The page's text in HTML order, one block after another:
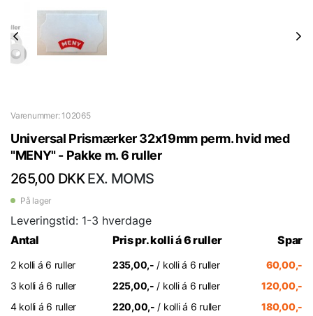
Varenummer: 102065
Universal Prismærker 32x19mm perm. hvid med
"MENY" - Pakke m. 6 ruller
265,00 DKK EX. MOMS
På lager
Leveringstid: 1-3 hverdage
Antal
Pris pr. kolli á 6 ruller Spar
2 kolli á 6 ruller 235,00,- / kolli á 6 ruller
60,00,-
3 kolli á 6 ruller
225,00,- / kolli á 6 ruller
120,00,-
4 kolli á 6 ruller
220,00,- / kolli á 6 ruller
180,00,-